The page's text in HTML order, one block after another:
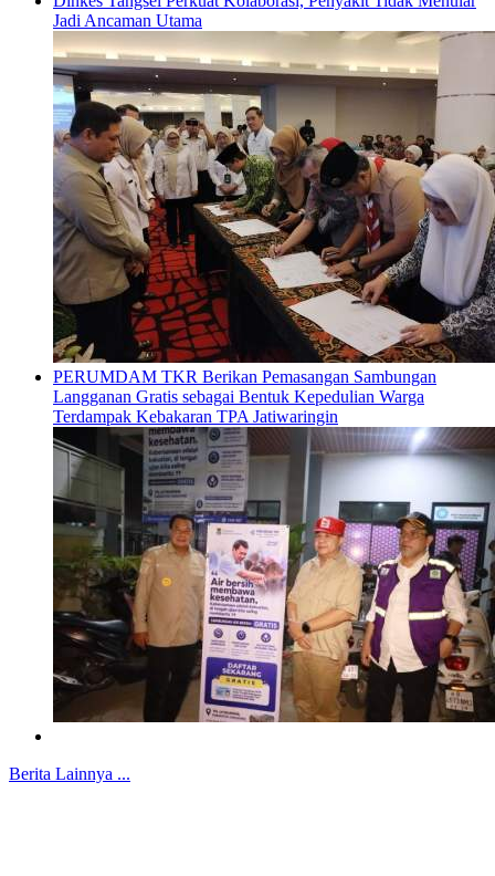
Jadi Ancaman Utama
PERUMDAM TKR Berikan Pemasangan Sambungan
Langganan Gratis sebagai Bentuk Kepedulian Warga
Terdampak Kebakaran TPA Jatiwaringin
Berita Lainnya ...